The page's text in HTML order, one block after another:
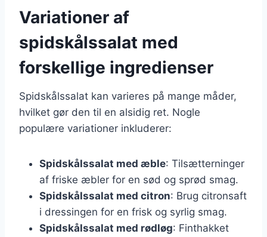
Variationer af
spidskålssalat med
forskellige ingredienser
Spidskålssalat kan varieres på mange måder,
hvilket gør den til en alsidig ret. Nogle
populære variationer inkluderer:
Spidskålssalat med æble: Tilsætterninger
af friske æbler for en sød og sprød smag.
Spidskålssalat med citron: Brug citronsaft
i dressingen for en frisk og syrlig smag.
Spidskålssalat med rødløg: Finthakket